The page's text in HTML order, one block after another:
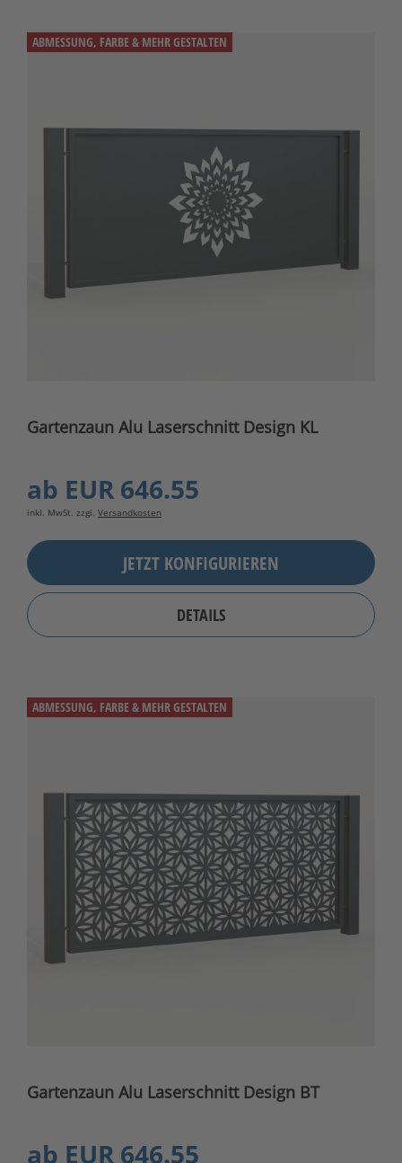
ABMESSUNG, FARBE & MEHR GESTALTEN
Gartenzaun Alu Laserschnitt Design KL
ab EUR 646.55
inkl. MwSt. zzgl. Versandkosten
JETZT KONFIGURIEREN
DETAILS
ABMESSUNG, FARBE & MEHR GESTALTEN
Gartenzaun Alu Laserschnitt Design BT
ab EUR 646.55